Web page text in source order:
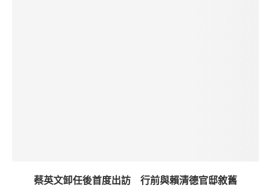
蔡英文卸任後首度出訪 行前與賴清德官邸敘舊